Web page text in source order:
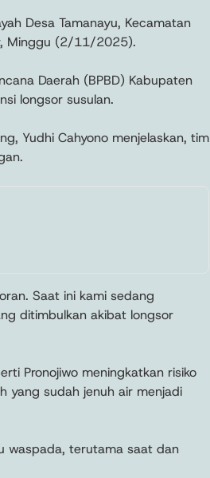
Desa Tamanayu, Kecamatan
Minggu (2/11/2025).
Daerah (BPBD) Kabupaten
longsor susulan.
Yudhi Cahyono menjelaskan, tim
Saat ini kami sedang
ditimbulkan akibat longsor
Pronojiwo meningkatkan risiko
yang sudah jenuh air menjadi
waspada, terutama saat dan